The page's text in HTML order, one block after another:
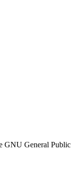
GNU General Public